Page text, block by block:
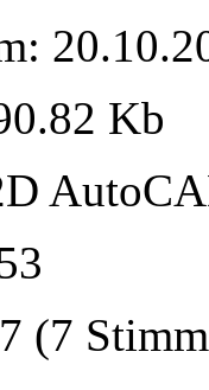
Kb
(7